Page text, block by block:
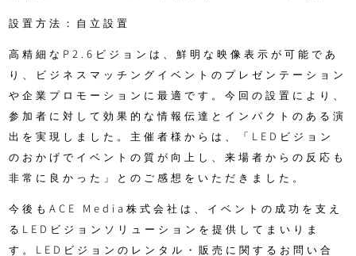
設置方法：自立設置
高精細なP2.6ビジョンは、鮮明な映像表示が可能であ
り、ビジネスマッチングイベントのプレゼンテーション
や企業プロモーションに最適です。今回の設置により、
参加者に対して効果的な情報伝達とインパクトのある演
出を実現しました。主催者様からは、「LEDビジョン
のおかげでイベントの質が向上し、来場者からの反応も
非常に良かった」とのご感想をいただきました。
今後もACE Media株式会社は、イベントの成功を支え
るLEDビジョンソリューションを提供してまいりま
す。LEDビジョンのレンタル・販売に関するお問い合